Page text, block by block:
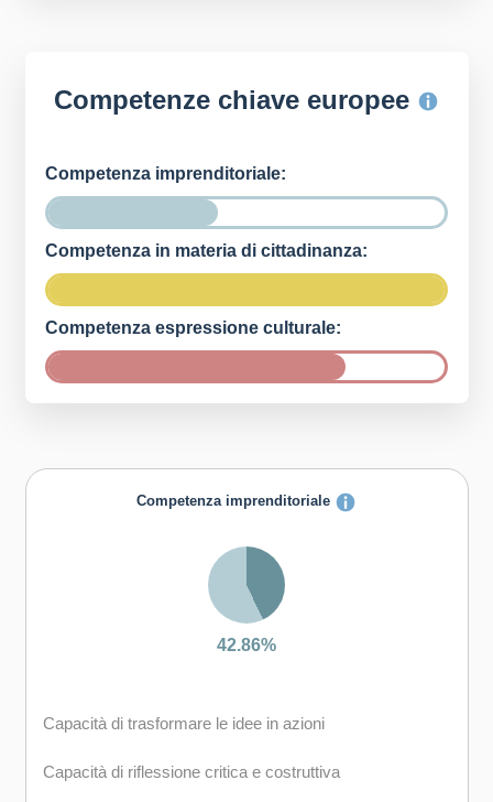
Competenze chiave europee
Competenza imprenditoriale:
Competenza in materia di cittadinanza:
Competenza espressione culturale:
Competenza imprenditoriale
42.86%
Capacità di trasformare le idee in azioni
Capacità di riflessione critica e costruttiva